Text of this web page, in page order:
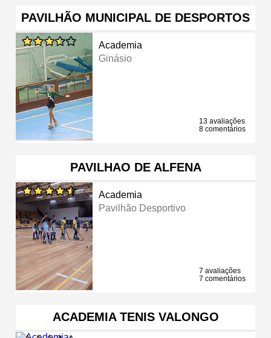
PAVILHÃO MUNICIPAL DE DESPORTOS
Academia
Ginásio
13 avaliações
8 comentários
PAVILHAO DE ALFENA
Academia
Pavilhão Desportivo
7 avaliações
7 comentários
ACADEMIA TENIS VALONGO